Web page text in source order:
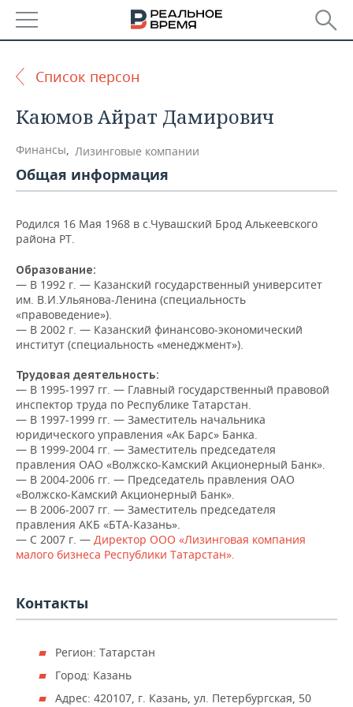
ТАТАРСТАН
УДМУРТИЯ
НОВОСТИ АНАЛИТИКИ
КОРОЛИ ГОСЗАКАЗА ПФО
ВУЗЫ ТАТАРСТАНА
КОМУ ПРИНАДЛЕЖАТ
ТОРГОВЫЕ ЦЕНТРЫ
ТАТАРСТАНА
ЭКОНОМИКА
ФИНАНСЫ
БАНКИ
БЮДЖЕТ
ИНВЕСТИЦИИ
НОВОСТИ
АГРОПРОМ
МАШИНОСТРОЕНИЕ
НЕФТЬ
ОПК
ЭНЕРГЕТИКА
НЕДВИЖИМОСТЬ
НОВОСТИ НЕДВИЖИМОСТИ
АВТО
НОВОСТИ АВТО
БИЗНЕС
НОВОСТИ БИЗНЕСА
РОЗНИЧНАЯ ТОРГОВЛЯ
ТРАНСПОРТ
УСЛУГИ
ТЕХНОЛОГИИ
НОВОСТИ ТЕХНОЛОГИЙ
IT
МЕДИА
ТЕЛЕКОММУНИКАЦИИ
МЕРОПРИЯТИЯ
НОВОСТИ МЕРОПРИЯТИЙ
ВЫЕЗДНАЯ РЕДАКЦИЯ
БИЗНЕС-БРАНЧИ
ONLINE-КОНФЕРЕНЦИИ
ОТКРЫТАЯ ЛЕКЦИЯ
СПОРТ
НОВОСТИ СПОРТА
ФУТБОЛ
ХОККЕЙ
ВОЛЕЙБОЛ
ФИГУРНОЕ КАТАНИЕ
ОБЩЕСТВО
НОВОСТИ ОБЩЕСТВА
ВЛАСТЬ
ИНФРАСТРУКТУРА
ИСТОРИЯ
МЕДИЦИНА
ФОТОГАЛЕРЕЯ
СЮЖЕТЫ
СПИСОК ПЕРСОН
ПОЛНАЯ ВЕРСИЯ
Список персон
Каюмов Айрат Дамирович
Финансы, Лизинговые компании
Общая информация
Родился 16 Мая 1968 в с.Чувашский Брод Алькеевского
района РТ.
Образование:
— В 1992 г. — Казанский государственный университет
им. В.И.Ульянова-Ленина (специальность
«правоведение»).
— В 2002 г. — Казанский финансово-экономический
институт (специальность «менеджмент»).
Трудовая деятельность:
— В 1995-1997 гг. — Главный государственный правовой
инспектор труда по Республике Татарстан.
— В 1997-1999 гг. — Заместитель начальника
юридического управления «Ак Барс» Банка.
— В 1999-2004 гг. — Заместитель председателя
правления ОАО «Волжско-Камский Акционерный Банк».
— В 2004-2006 гг. — Председатель правления ОАО
«Волжско-Камский Акционерный Банк».
— В 2006-2007 гг. — Заместитель председателя
правления АКБ «БТА-Казань».
— С 2007 г. — Директор ООО «Лизинговая компания
малого бизнеса Республики Татарстан».
Контакты
Регион: Татарстан
Город: Казань
Адрес: 420107, г. Казань, ул. Петербургская, 50